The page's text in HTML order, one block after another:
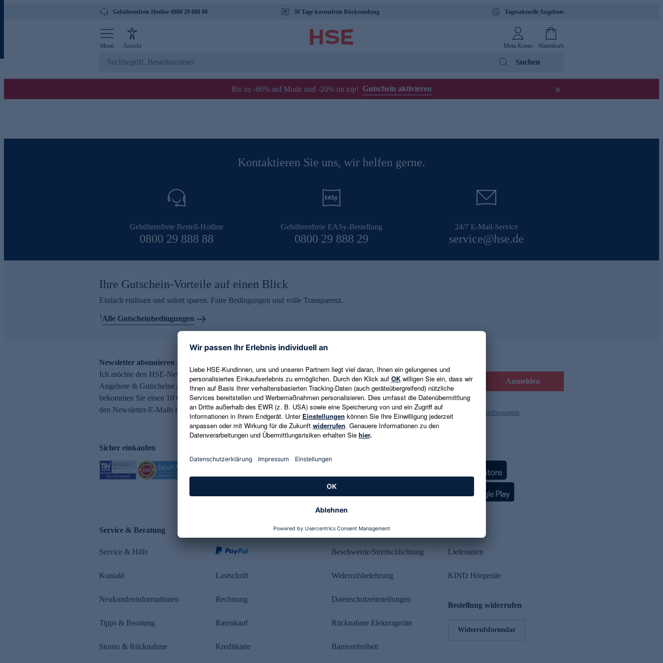
Gebührenfreie Hotline 0800 29 888 88 30 Tage kostenfreie Rücksendung Tagesaktuelle Angebote
Menü Ansicht Mein Konto Warenkorb
Suchen
Bis zu -60% auf Mode und -20% on top! Gutschein aktivieren
Kontaktieren Sie uns, wir helfen gerne.
Gebührenfreie Bestell-Hotline
0800 29 888 88
Gebührenfreie EASy-Bestellung
0800 29 888 29
24/7 E-Mail-Service
service@hse.de
Ihre Gutschein-Vorteile auf einen Blick
Einfach einlösen und sofort sparen. Faire Bedingungen und volle Transparenz.
1Alle Gutscheinbedingungen
Newsletter abonnieren – 10 € Gutschein erhalten
Ich möchte den HSE-Newsletter abonnieren und aktuelle Trends,
Angebote & Gutscheine per E-Mail erhalten. Als Dankeschön
bekommen Sie einen 10 € Gutschein. Eine Abmeldung ist jederzeit in
den Newsletter-E-Mails möglich.
E-Mail-Adresse eingeben Anmelden
Es gelten die Datenschutzrichtlinien und die Gutscheinbedingungen
Sicher einkaufen
Service & Beratung
Service & Hilfe
Kontakt
Neukundeninformationen
Tipps & Beratung
Storno & Rücknahme
Lastschrift
Rechnung
Ratenkauf
Kreditkarte
Rechtliches
Beschwerde/Streitschlichtung
Widerrufsbelehrung
Datenschutzeinstellungen
Rücknahme Elektrogeräte
Barrierefreiheit
Lieferanten
KIND Hörgeräte
Bestellung widerrufen
Widerrufsformular